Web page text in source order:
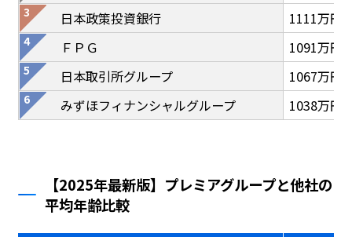
日本政策投資銀行
1111万円
ＦＰＧ
1091万円
日本取引所グループ
1067万円
みずほフィナンシャルグループ
1038万円
【2025年最新版】プレミアグループと他社の
平均年齢比較